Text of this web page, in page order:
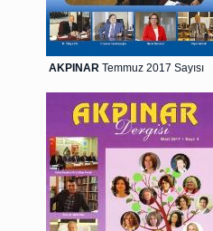
AKPINAR Temmuz 2017 Sayısı